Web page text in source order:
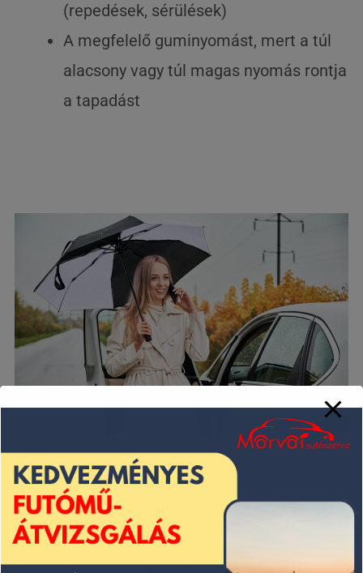
(repedések, sérülések)
A megfelelő guminyomást, mert a túl
alacsony vagy túl magas nyomás rontja
a tapadást
Kapcsolat
Ha bizonytalan vagy a gumik állapotát